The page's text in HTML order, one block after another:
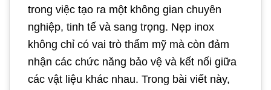
trong việc tạo ra một không gian chuyên
nghiệp, tinh tế và sang trọng. Nẹp inox
không chỉ có vai trò thẩm mỹ mà còn đảm
nhận các chức năng bảo vệ và kết nối giữa
các vật liệu khác nhau. Trong bài viết này,